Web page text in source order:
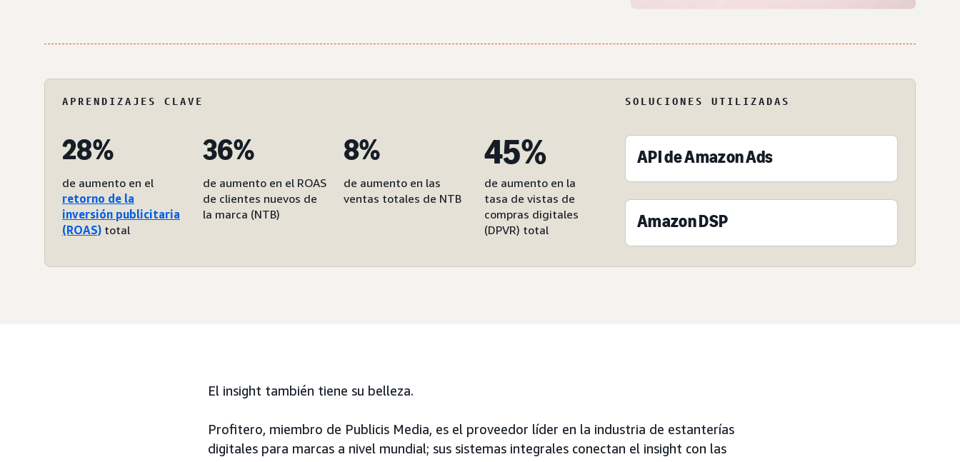
APRENDIZAJES CLAVE
28%
de aumento en el
retorno de la
inversión publicitaria
(ROAS) total
36%
de aumento en el ROAS
de clientes nuevos de
la marca (NTB)
8%
de aumento en las
ventas totales de NTB
45%
de aumento en la
tasa de vistas de
compras digitales
(DPVR) total
SOLUCIONES UTILIZADAS
API de Amazon Ads
Amazon DSP
El insight también tiene su belleza.
Profitero, miembro de Publicis Media, es el proveedor líder en la industria de estanterías
digitales para marcas a nivel mundial; sus sistemas integrales conectan el insight con las